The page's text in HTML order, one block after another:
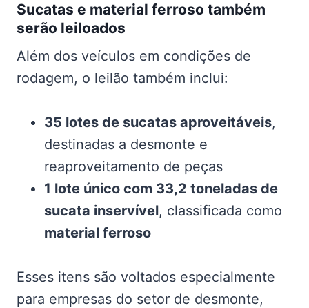
Sucatas e material ferroso também
serão leiloados
Além dos veículos em condições de
rodagem, o leilão também inclui:
35 lotes de sucatas aproveitáveis,
destinadas a desmonte e
reaproveitamento de peças
1 lote único com 33,2 toneladas de
sucata inservível, classificada como
material ferroso
Esses itens são voltados especialmente
para empresas do setor de desmonte,